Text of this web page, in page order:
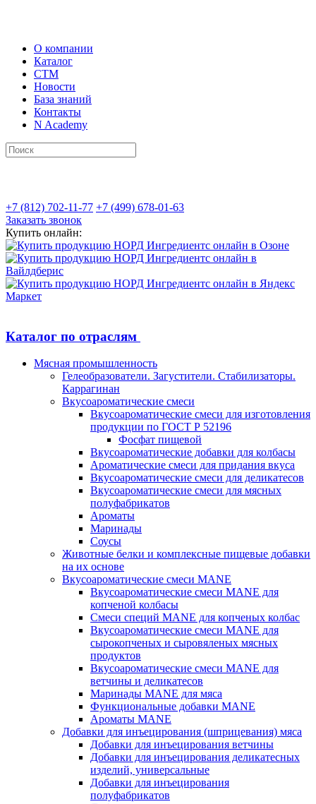
О компании
Каталог
СТМ
Новости
База знаний
Контакты
N Academy
+7 (812) 702-11-77 +7 (499) 678-01-63
Заказать звонок
Купить онлайн:
Каталог по отраслям
Мясная промышленность
Гелеобразователи. Загустители. Стабилизаторы.
Каррагинан
Вкусоароматические смеси
Вкусоароматические смеси для изготовления
продукции по ГОСТ Р 52196
Фосфат пищевой
Вкусоароматические добавки для колбасы
Ароматические смеси для придания вкуса
Вкусоароматические смеси для деликатесов
Вкусоароматические смеси для мясных
полуфабрикатов
Ароматы
Маринады
Соусы
Животные белки и комплексные пищевые добавки
на их основе
Вкусоароматические смеси MANE
Вкусоароматические смеси MANE для
копченой колбасы
Смеси специй MANE для копченых колбас
Вкусоароматические смеси MANE для
сырокопченых и сыровяленых мясных
продуктов
Вкусоароматические смеси MANE для
ветчины и деликатесов
Маринады MANE для мяса
Функциональные добавки MANE
Ароматы MANE
Добавки для инъецирования (шприцевания) мяса
Добавки для инъецирования ветчины
Добавки для инъецирования деликатесных
изделий, универсальные
Добавки для инъецирования
полуфабрикатов